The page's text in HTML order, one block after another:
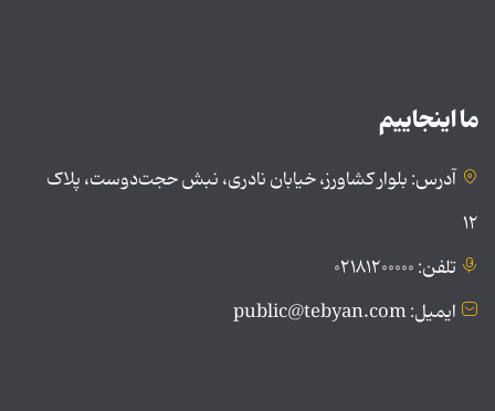
ما اینجاییم
آدرس: بلوار کشاورز، خیابان نادری، نبش حجت‌دوست، پلاک
۱۲
تلفن: ۰۲۱۸۱۲۰۰۰۰۰
ایمیل: public@tebyan.com